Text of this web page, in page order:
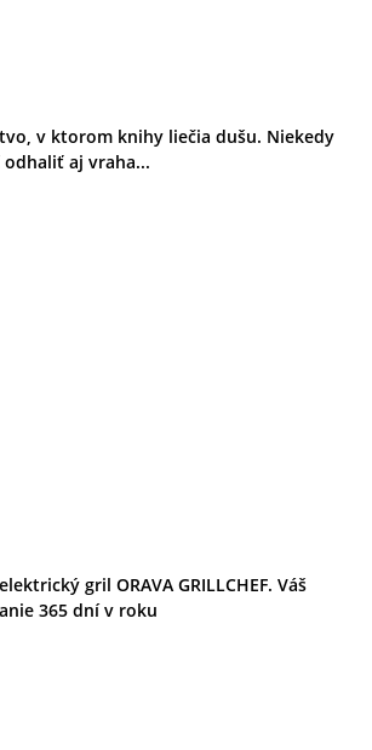
v ktorom knihy liečia dušu. Niekedy
aj vraha...
gril ORAVA GRILLCHEF. Váš
365 dní v roku